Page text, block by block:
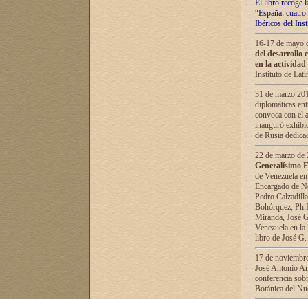
El libro recoge
“España:
Ibéricos del
16-17 de mayo
del desarrollo
en la
Instituto de
31 de marzo
diplomáticas
convoca con el
inauguró
de Rusia
22 de marzo
Generalísimo
de Venezuela
Encargado de
Pedro
Bohórquez,
Miranda, José
Venezuela en
libro de José
17 de
José Antonio
conferencia
Botánica del